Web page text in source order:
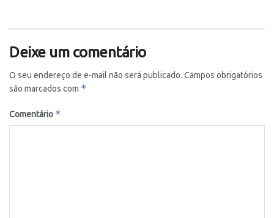
Deixe um comentário
O seu endereço de e-mail não será publicado. Campos obrigatórios
são marcados com *
Comentário *